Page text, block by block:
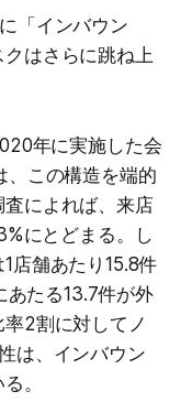
「インバウン
クはさらに跳ね上
年に実施した会
、この構造を端的
によれば、来店
にとどまる。し
店舗あたり15.8件
あたる13.7件が外
2割に対してノ
は、インバウン
。